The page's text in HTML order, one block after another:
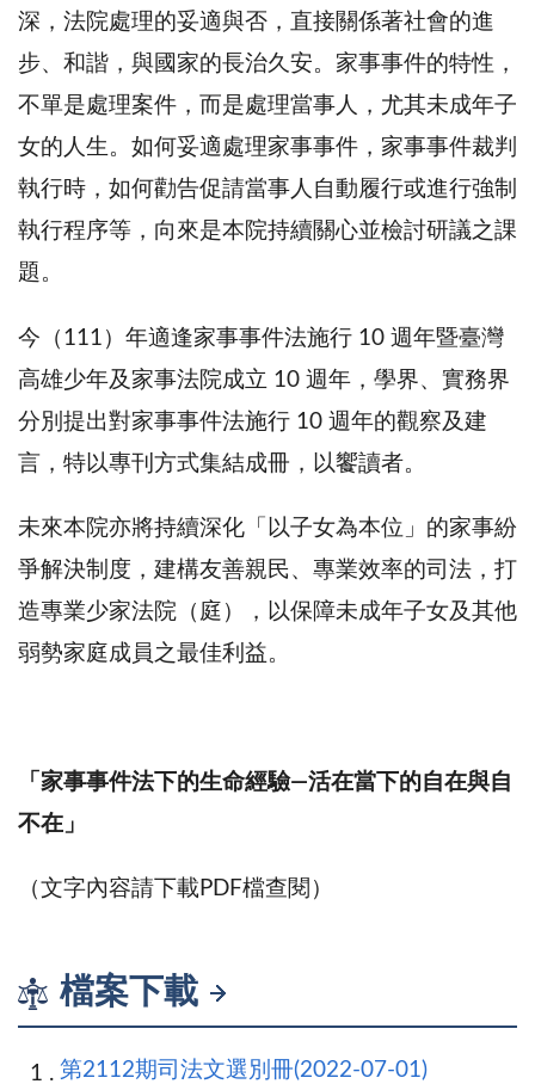
深，法院處理的妥適與否，直接關係著社會的進
步、和諧，與國家的長治久安。家事事件的特性，
不單是處理案件，而是處理當事人，尤其未成年子
女的人生。如何妥適處理家事事件，家事事件裁判
執行時，如何勸告促請當事人自動履行或進行強制
執行程序等，向來是本院持續關心並檢討研議之課
題。
今（111）年適逢家事事件法施行 10 週年暨臺灣
高雄少年及家事法院成立 10 週年，學界、實務界
分別提出對家事事件法施行 10 週年的觀察及建
言，特以專刊方式集結成冊，以饗讀者。
未來本院亦將持續深化「以子女為本位」的家事紛
爭解決制度，建構友善親民、專業效率的司法，打
造專業少家法院（庭），以保障未成年子女及其他
弱勢家庭成員之最佳利益。
「家事事件法下的生命經驗—活在當下的自在與自
不在」
（文字內容請下載PDF檔查閱）
檔案下載
第2112期司法文選別冊(2022-07-01)